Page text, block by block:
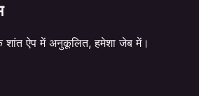
ऐप में अनुकूलित, हमेशा जेब में।